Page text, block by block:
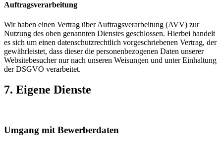
Auftragsverarbeitung
Wir haben einen Vertrag über Auftragsverarbeitung (AVV) zur
Nutzung des oben genannten Dienstes geschlossen. Hierbei handelt
es sich um einen datenschutzrechtlich vorgeschriebenen Vertrag, der
gewährleistet, dass dieser die personenbezogenen Daten unserer
Websitebesucher nur nach unseren Weisungen und unter Einhaltung
der DSGVO verarbeitet.
7. Eigene Dienste
Umgang mit Bewerberdaten